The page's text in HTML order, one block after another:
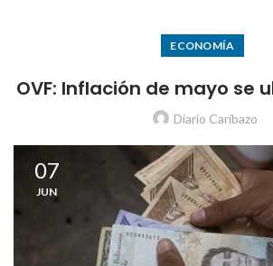
ECONOMÍA
OVF: Inflación de mayo se
Diario Caribazo
07
JUN